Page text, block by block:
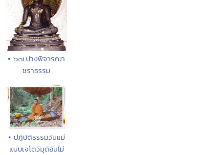
• ๖๗.ปางพิจารณา
ชราธรรม
• ปฏิบัติธรรมวันแม่
แบบเจโตวิมุติอันไม่